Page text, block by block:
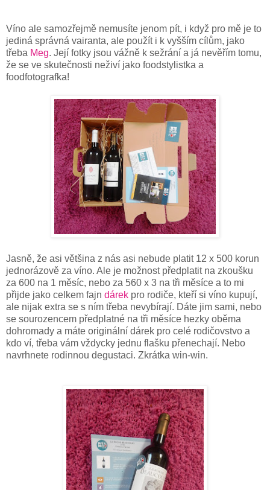
Víno ale samozřejmě nemusíte jenom pít, i když pro mě je to
jediná správná vairanta, ale použít i k vyšším cílům, jako
třeba Meg. Její fotky jsou vážně k sežrání a já nevěřím tomu,
že se ve skutečnosti neživí jako foodstylistka a
foodfotografka!
Jasně, že asi většina z nás asi nebude platit 12 x 500 korun
jednorázově za víno. Ale je možnost předplatit na zkoušku
za 600 na 1 měsíc, nebo za 560 x 3 na tři měsíce a to mi
přijde jako celkem fajn dárek pro rodiče, kteří si víno kupují,
ale nijak extra se s ním třeba nevybírají. Dáte jim sami, nebo
se sourozencem předplatné na tři měsíce hezky oběma
dohromady a máte originální dárek pro celé rodičovstvo a
kdo ví, třeba vám vždycky jednu flašku přenechají. Nebo
navrhnete rodinnou degustaci. Zkrátka win-win.